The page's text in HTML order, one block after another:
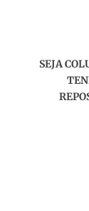
SEJA